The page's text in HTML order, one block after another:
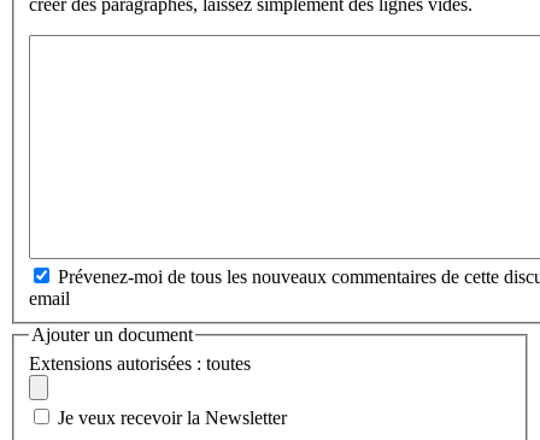
créer des paragraphes, laissez simplement des lignes vides.
Prévenez-moi de tous les nouveaux commentaires de cette
email
Ajouter un document
Extensions autorisées : toutes
Je veux recevoir la Newsletter